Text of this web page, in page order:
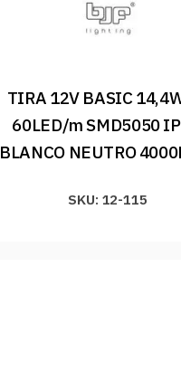
TIRA 12V BASIC
60LED/m SMD5050
BLANCO NEUTRO
SKU: 12-115